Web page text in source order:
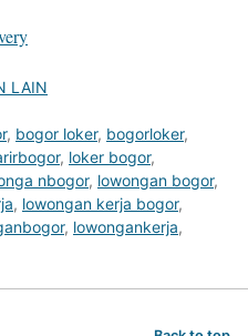
LAIN
, bogor loker, bogorloker,
, loker bogor,
nbogor, lowongan bogor,
, lowongan kerja bogor,
, lowongankerja,